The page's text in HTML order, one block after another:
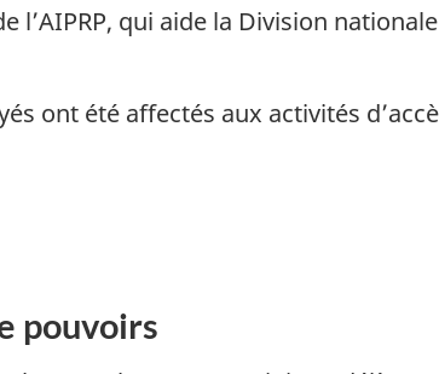
qui aide la Division nationale
ont été affectés aux activités
pouvoirs